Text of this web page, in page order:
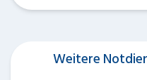
Weitere